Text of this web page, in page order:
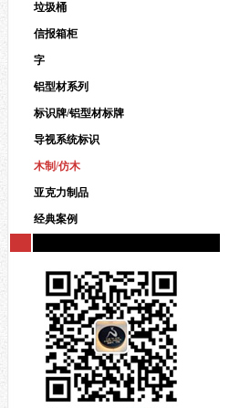
垃圾桶
信报箱柜
字
铝型材系列
标识牌/铝型材标牌
导视系统标识
木制/仿木
亚克力制品
经典案例